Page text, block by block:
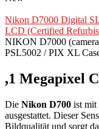
Nikon D7000 Digital
LCD (Certified
NIKON D7000
PSL5002 / PIX XL
,1 Megapixel
Die Nikon D700 ist mit
ausgestattet. Dieser
Bildqualität und sorgt